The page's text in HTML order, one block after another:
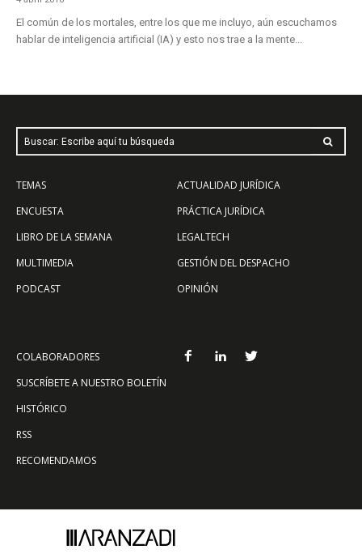
El común de los mortales, entre los que me incluyo, aún escuchamos
hablar de inteligencia artificial (IA) y esto nos trae a la mente...
Buscar: Escribe aquí tu búsqueda
TEMAS
ENCUESTA
LIBRO DE LA SEMANA
MULTIMEDIA
PODCAST
ACTUALIDAD JURÍDICA
PRÁCTICA JURÍDICA
LEGALTECH
GESTIÓN DEL DESPACHO
OPINIÓN
COLABORADORES
SUSCRÍBETE A NUESTRO BOLETÍN
HISTÓRICO
RSS
RECOMENDAMOS